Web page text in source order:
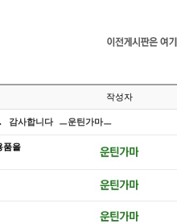
작성자
사합니다 ㅡ운틴가마ㅡ
을